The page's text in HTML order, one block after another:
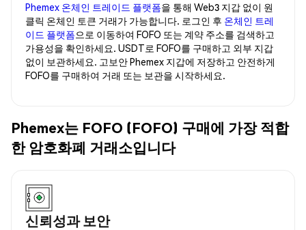
Phemex 온체인 트레이드 플랫폼을 통해 Web3 지갑 없이 원
클릭 온체인 토큰 거래가 가능합니다. 로그인 후 온체인 트레
이드 플랫폼으로 이동하여 FOFO 또는 계약 주소를 검색하고
가용성을 확인하세요. USDT로 FOFO를 구매하고 외부 지갑
없이 보관하세요. 고보안 Phemex 지갑에 저장하고 안전하게
FOFO를 구매하여 거래 또는 보관을 시작하세요.
Phemex는 FOFO (FOFO) 구매에 가장 적합
한 암호화폐 거래소입니다
신뢰성과 보안